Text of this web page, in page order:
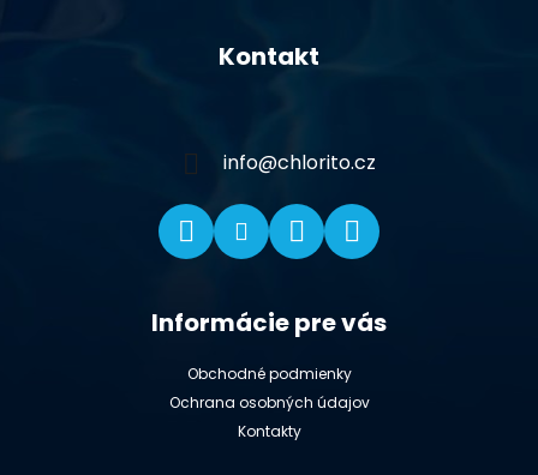
Kontakt
info@chlorito.cz
Informácie pre vás
Obchodné podmienky
Ochrana osobných údajov
Kontakty